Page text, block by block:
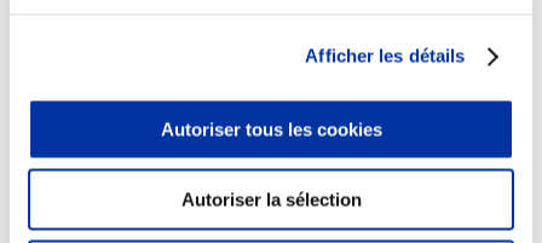
Afficher les détails
Autoriser tous les cookies
Autoriser la sélection
Viandes et santé
Juste rémunération et attractivité des métiers
Sources d’information
Accords